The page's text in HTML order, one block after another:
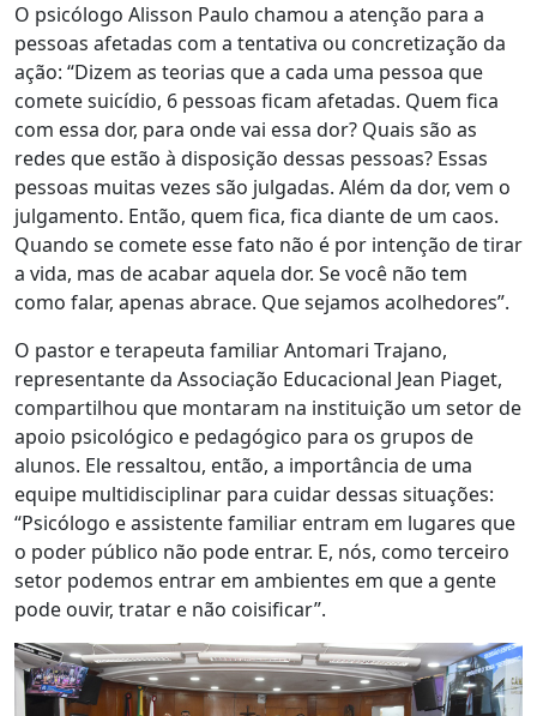
O psicólogo Alisson Paulo chamou a atenção para a
pessoas afetadas com a tentativa ou concretização da
ação: “Dizem as teorias que a cada uma pessoa que
comete suicídio, 6 pessoas ficam afetadas. Quem fica
com essa dor, para onde vai essa dor? Quais são as
redes que estão à disposição dessas pessoas? Essas
pessoas muitas vezes são julgadas. Além da dor, vem o
julgamento. Então, quem fica, fica diante de um caos.
Quando se comete esse fato não é por intenção de tirar
a vida, mas de acabar aquela dor. Se você não tem
como falar, apenas abrace. Que sejamos acolhedores”.
O pastor e terapeuta familiar Antomari Trajano,
representante da Associação Educacional Jean Piaget,
compartilhou que montaram na instituição um setor de
apoio psicológico e pedagógico para os grupos de
alunos. Ele ressaltou, então, a importância de uma
equipe multidisciplinar para cuidar dessas situações:
“Psicólogo e assistente familiar entram em lugares que
o poder público não pode entrar. E, nós, como terceiro
setor podemos entrar em ambientes em que a gente
pode ouvir, tratar e não coisificar”.